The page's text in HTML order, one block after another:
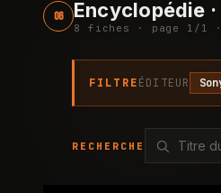
06 Encyclopédie
8 fiche s · page 1 / 1
FILTREÉDITEUR
RECHERCHE